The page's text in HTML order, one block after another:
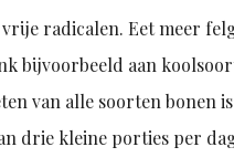
radicalen. Eet meer
bijvoorbeeld aan
van alle soorten bonen
drie kleine porties per